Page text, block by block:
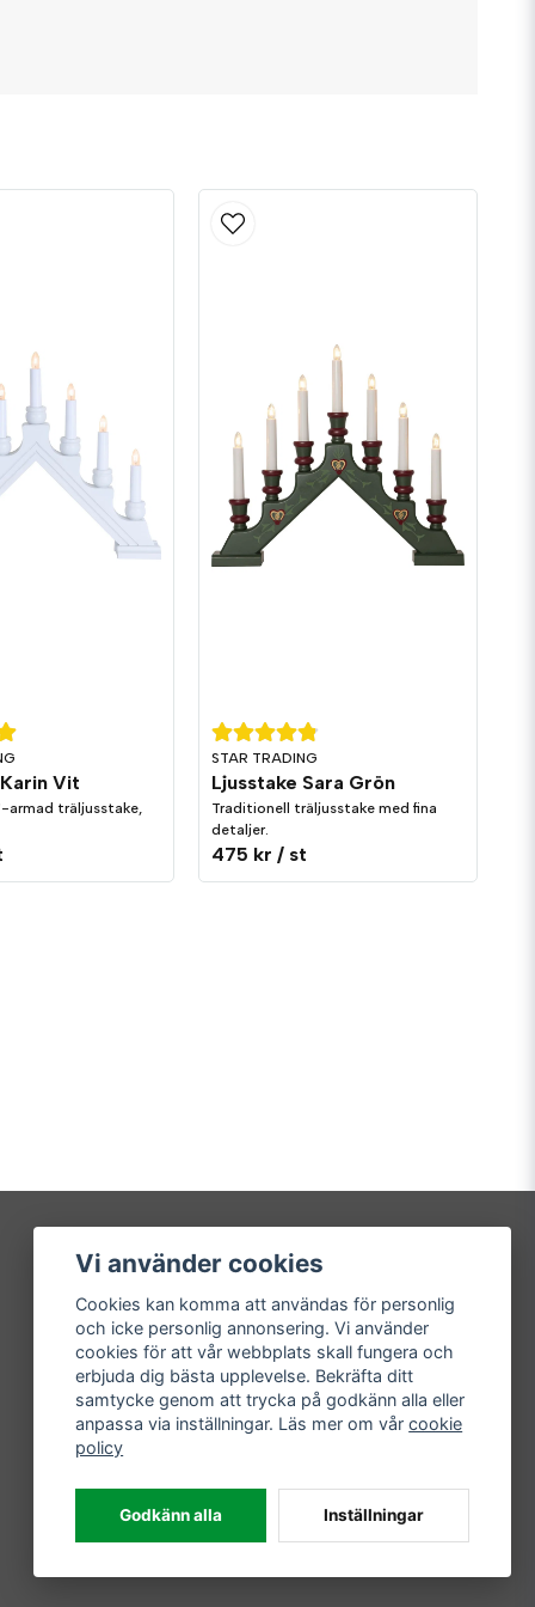
Vit
armad träljusstake,
STAR TRADING
Ljusstake Sara Grön
Traditionell träljusstake med fina
detaljer.
475 kr / st
Mitt konto
Logga in
Registrera dig
Glömt lösenord?
Vi använder cookies
Cookies kan komma att användas för personlig
och icke personlig annonsering. Vi använder
cookies för att vår webbplats skall fungera och
erbjuda dig bästa upplevelse. Bekräfta ditt
samtycke genom att trycka på godkänn alla eller
anpassa via inställningar. Läs mer om vårcookie
policy
Godkänn alla Inställningar